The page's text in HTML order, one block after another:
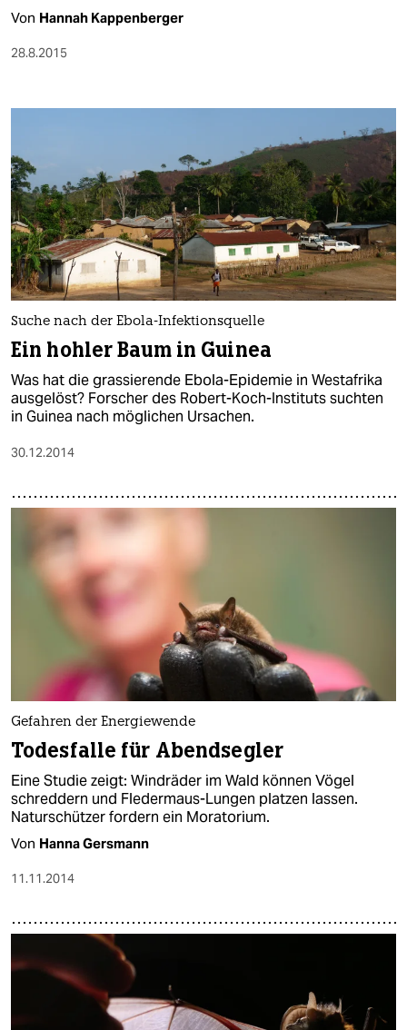
Von Hannah Kappenberger
28.8.2015
Suche nach der Ebola-Infektionsquelle
Ein hohler Baum in Guinea
Was hat die grassierende Ebola-Epidemie in Westafrika
ausgelöst? Forscher des Robert-Koch-Instituts suchten
in Guinea nach möglichen Ursachen.
30.12.2014
Gefahren der Energiewende
Todesfalle für Abendsegler
Eine Studie zeigt: Windräder im Wald können Vögel
schreddern und Fledermaus-Lungen platzen lassen.
Naturschützer fordern ein Moratorium.
Von Hanna Gersmann
11.11.2014